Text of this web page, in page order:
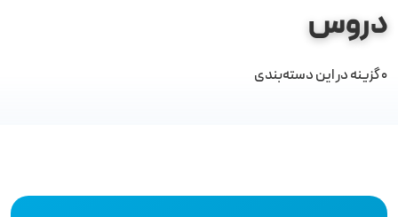
دروس
0گزینه در این دسته‌بندی